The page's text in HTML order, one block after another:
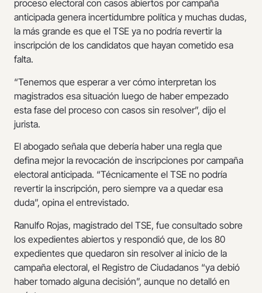
proceso electoral con casos abiertos por campaña
anticipada genera incertidumbre política y muchas dudas,
la más grande es que el TSE ya no podría revertir la
inscripción de los candidatos que hayan cometido esa
falta.
“Tenemos que esperar a ver cómo interpretan los
magistrados esa situación luego de haber empezado
esta fase del proceso con casos sin resolver”, dijo el
jurista.
El abogado señala que debería haber una regla que
defina mejor la revocación de inscripciones por campaña
electoral anticipada. “Técnicamente el TSE no podría
revertir la inscripción, pero siempre va a quedar esa
duda”, opina el entrevistado.
Ranulfo Rojas, magistrado del TSE, fue consultado sobre
los expedientes abiertos y respondió que, de los 80
expedientes que quedaron sin resolver al inicio de la
campaña electoral, el Registro de Ciudadanos “ya debió
haber tomado alguna decisión”, aunque no detalló en